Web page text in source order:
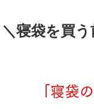
＼寝袋を買
「寝袋